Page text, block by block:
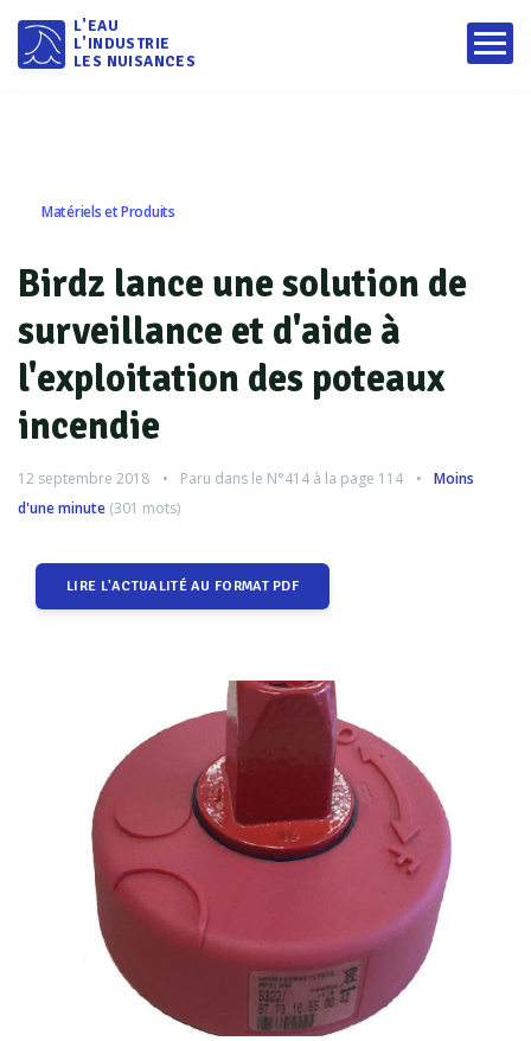
L'EAU
L'INDUSTRIE
LES NUISANCES
Matériels et Produits
Birdz lance une solution de
surveillance et d'aide à
l'exploitation des poteaux
incendie
12 septembre 2018 Paru dans le N°414 à la page 114
Moins
d'une minute (301 mots)
LIRE L'ACTUALITÉ AU FORMAT PDF